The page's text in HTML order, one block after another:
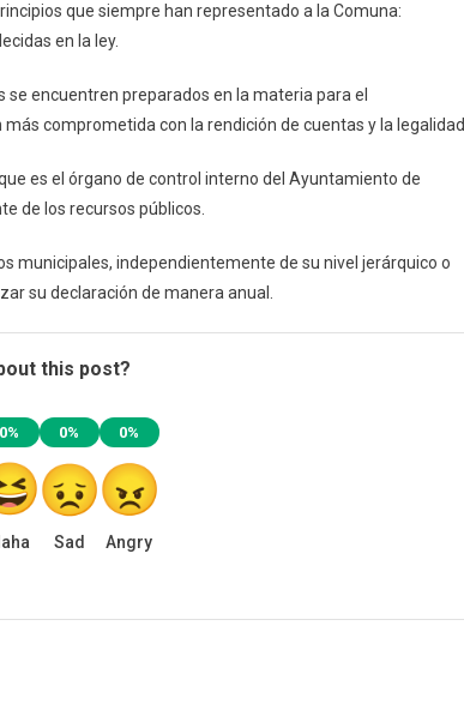
que siempre han representado a la Comuna:
en la ley.
encuentren preparados en la materia para el
comprometida con la rendición de cuentas y la legalidad.
es el órgano de control interno del Ayuntamiento de
de los recursos públicos.
municipales, independientemente de su nivel jerárquico o
su declaración de manera anual.
this post?
0% 0%
Sad
0%
Angry